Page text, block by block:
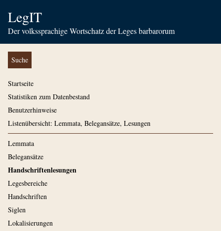
LegIT
Der volkssprachige Wortschatz der Leges barbarorum
Suche
Startseite
Statistiken zum Datenbestand
Benutzerhinweise
Listenübersicht: Lemmata, Belegansätze, Lesungen
Lemmata
Belegansätze
Handschriftenlesungen
Legesbereiche
Handschriften
Siglen
Lokalisierungen